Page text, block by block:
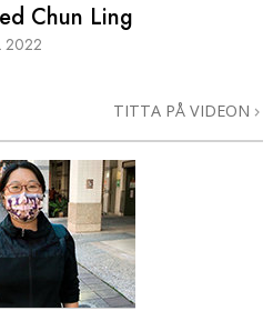
Chun Ling
2022
TITTA PÅ VIDEON